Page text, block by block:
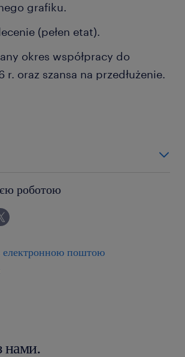
grafiku.
(pełen etat).
okres współpracy do
r. oraz szansa na przedłużenie.
роботою
електронною поштою
нами.